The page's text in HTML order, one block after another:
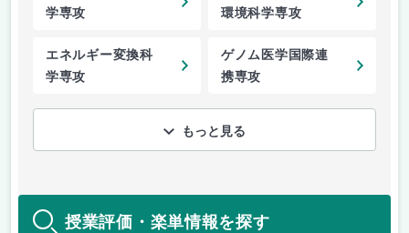
学専攻
環境科学専攻
エネルギー変換科
学専攻
ゲノム医学国際連
携専攻
もっと見る
授業評価・楽単情報を探す